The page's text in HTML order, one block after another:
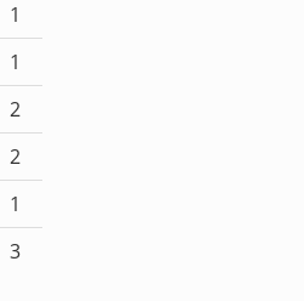
1
1
2
2
1
3